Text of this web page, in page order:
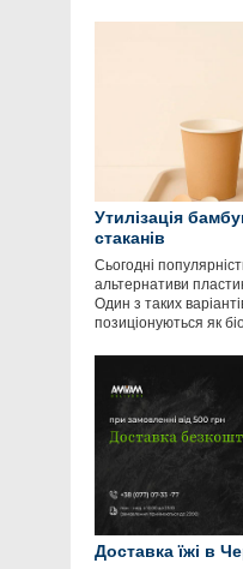
Утилізація
стаканів
Сьогодні
альтернативи
Один з таких
позиціонуються як
Доставка їжі в